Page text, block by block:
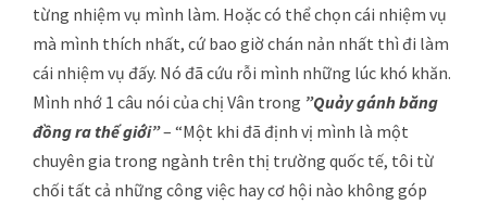
từng nhiệm vụ mình làm. Hoặc có thể chọn cái nhiệm vụ
mà mình thích nhất, cứ bao giờ chán nản nhất thì đi làm
cái nhiệm vụ đấy. Nó đã cứu rỗi mình những lúc khó khăn.
Mình nhớ 1 câu nói của chị Vân trong ”Quảy gánh băng
đồng ra thế giới”– “Một khi đã định vị mình là một
chuyên gia trong ngành trên thị trường quốc tế, tôi từ
chối tất cả những công việc hay cơ hội nào không góp